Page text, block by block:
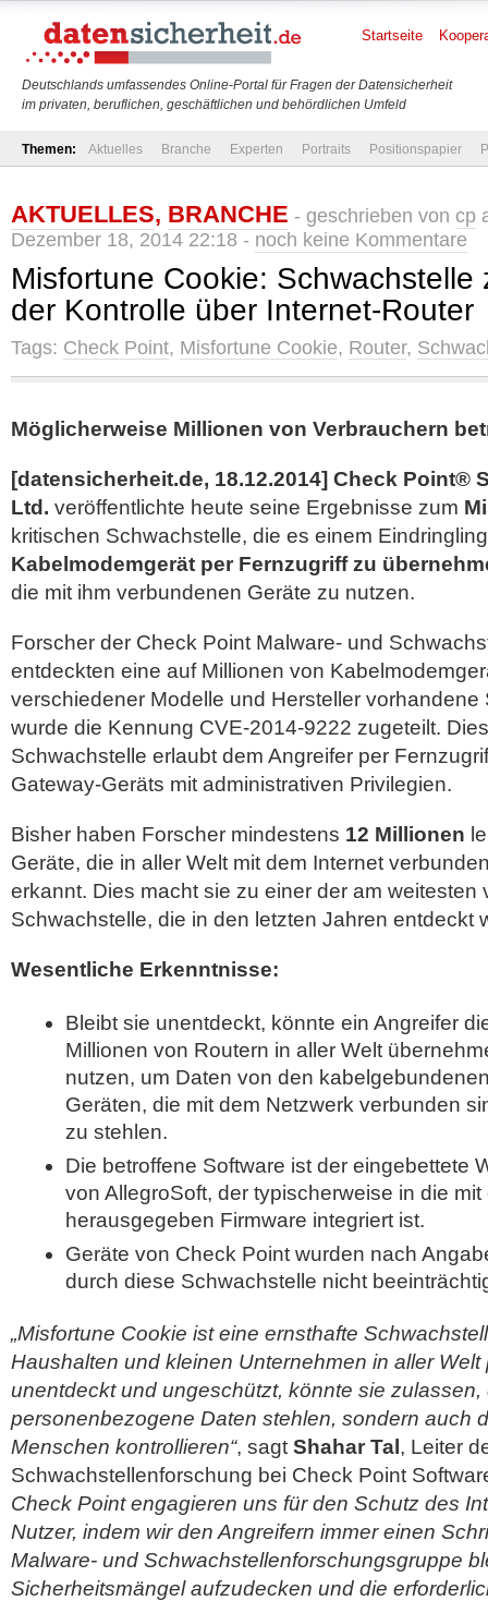
Deutschlands umfassendes Online-Portal für Fragen der Datensicherheit
im privaten, beruflichen, geschäftlichen und behördlichen Umfeld
Startseite
Themen: Aktuelles Branche Experten Portraits Positionspapier
AKTUELLES, BRANCHE - geschrieben von cp
Dezember 18, 2014 22:18 - noch keine Kommentare
Misfortune Cookie: Schwachstelle
der Kontrolle über Internet-Router
Tags: Check Point, Misfortune Cookie, Router,
Möglicherweise Millionen von Verbrauchern
[datensicherheit.de, 18.12.2014] Check Point®
Ltd. veröffentlichte heute seine Ergebnisse zum
kritischen Schwachstelle, die es einem
Kabelmodemgerät per Fernzugriff zu
die mit ihm verbundenen Geräte zu nutzen.
Forscher der Check Point Malware- und
entdeckten eine auf Millionen von
verschiedener Modelle und Hersteller
wurde die Kennung CVE-2014-9222 zugeteilt.
Schwachstelle erlaubt dem Angreifer per
Gateway-Geräts mit administrativen Privilegien.
Bisher haben Forscher mindestens 12 Millionen
Geräte, die in aller Welt mit dem Internet
erkannt. Dies macht sie zu einer der am weitesten
Schwachstelle, die in den letzten Jahren entdeckt
Wesentliche Erkenntnisse:
Bleibt sie unentdeckt, könnte ein Angreifer
Millionen von Routern in aller Welt
nutzen, um Daten von den
Geräten, die mit dem Netzwerk verbunden
zu stehlen.
Die betroffene Software ist der eingebettete
von AllegroSoft, der typischerweise in die mit
herausgegeben Firmware integriert ist.
Geräte von Check Point wurden nach
durch diese Schwachstelle nicht
„Misfortune Cookie ist eine ernsthafte
Haushalten und kleinen Unternehmen in aller Welt
unentdeckt und ungeschützt, könnte sie
personenbezogene Daten stehlen, sondern auch
Menschen kontrollieren“, sagt Shahar Tal , Leiter
Schwachstellenforschung bei Check Point
Check Point engagieren uns für den Schutz des
Nutzer, indem wir den Angreifern immer einen
Malware- und Schwachstellenforschungsgruppe
Sicherheitsmängel aufzudecken und die